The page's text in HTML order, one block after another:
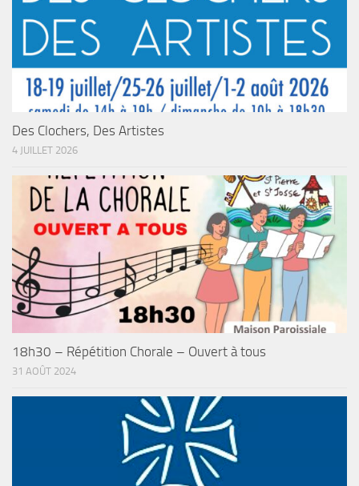
Des Clochers, Des Artistes
4 JUILLET 2026
18h30 – Répétition Chorale – Ouvert à tous
31 AOÛT 2024